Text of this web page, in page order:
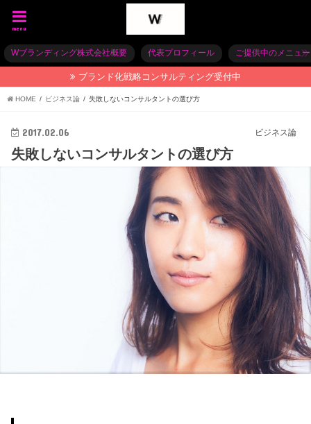
menu
Wブランディング株式会社概要 代表プロフィール ご提供中のメニュー
ブランド化戦略コンサルティング受付中
HOME ビジネス論 失敗しないコンサルタントの選び方
ビジネス論
2017.02.06
失敗しないコンサルタントの選び方